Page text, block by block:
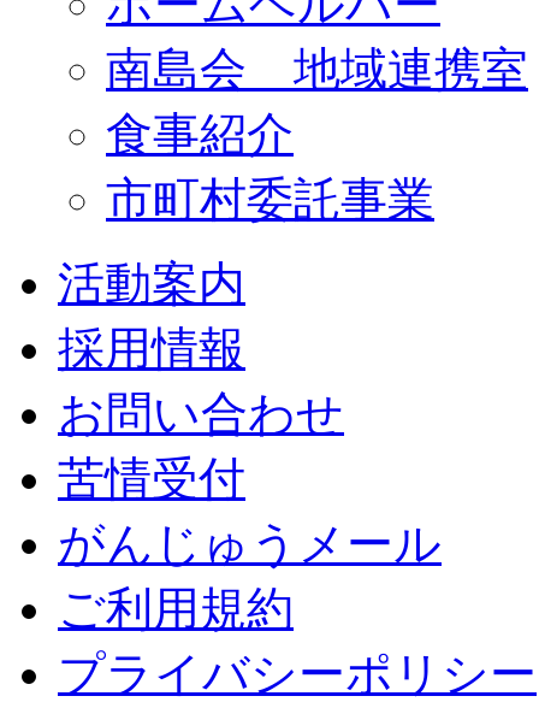
南島会 地域連携室
食事紹介
市町村委託事業
活動案内
採用情報
お問い合わせ
苦情受付
がんじゅうメール
ご利用規約
プライバシーポリシー